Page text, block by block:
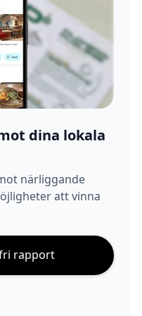
dina lokala
närliggande
att vinna
rapport